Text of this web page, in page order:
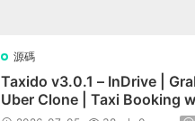
源碼
Taxido v3.0.1 – InDrive |
Uber Clone | Taxi Booking
h Cab | Rental | Bidding |